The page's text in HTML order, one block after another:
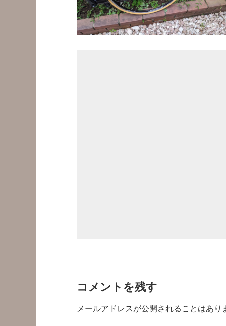
コメントを残す
メールアドレスが公開されることはあり